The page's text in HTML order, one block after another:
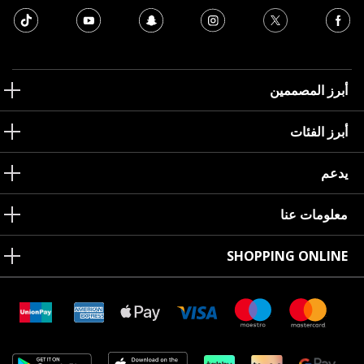
أبرز المصممين
أبرز الفئات
يدعم
معلومات عنا
SHOPPING ONLINE